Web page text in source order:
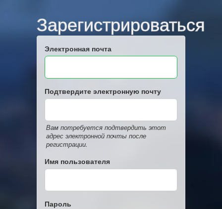
Зарегистрироваться
Электронная почта
Подтвердите электронную почту
Вам потребуется подтвердить этот
адрес электронной почты после
регистрации.
Имя пользователя
Пароль